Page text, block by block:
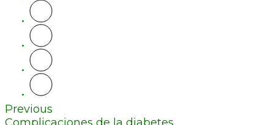
Previous